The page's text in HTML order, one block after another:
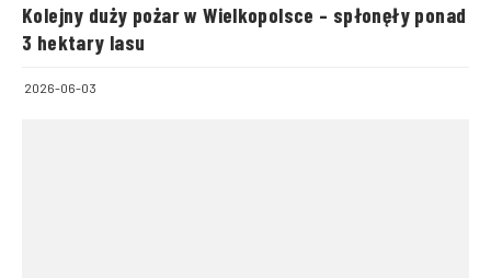
Kolejny duży pożar w Wielkopolsce – spłonęły ponad
3 hektary lasu
2026-06-03